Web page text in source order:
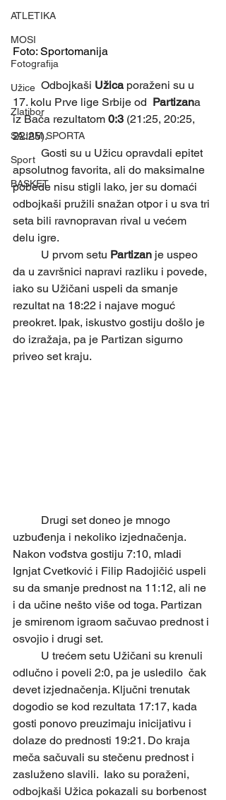
ATLETIKA
MOSI
Fotografija
Užice
Zlatibor
SAJAM SPORTA
Sport
BASKET
Foto: Sportomanija
	Odbojkaši
Užica poraženi su u
17. kolu Prve lige Srbije od Partizana
iz Bača rezultatom 0:3 (21:25, 20:25,
22:25).
	Gosti su u Užicu opravdali epitet
apsolutnog favorita, ali do maksimalne
pobede nisu stigli lako, jer su domaći
odbojkaši pružili snažan otpor i u sva tri
seta bili ravnopravan rival u većem
delu igre.
	U prvom setu
Partizan je uspeo
da u završnici napravi razliku i povede,
iako su Užičani uspeli da smanje
rezultat na 18:22 i najave moguć
preokret. Ipak, iskustvo gostiju došlo je
do izražaja, pa je Partizan sigurno
priveo set kraju.
uzbuđenja i nekoliko izjednačenja.
Nakon vođstva gostiju 7:10, mladi
Ignjat Cvetković i Filip Radojičić uspeli
su da smanje prednost na 11:12, ali ne
i da učine nešto više od toga. Partizan
je smirenom igraom sačuvao prednost i
osvojio i drugi set.
odlučno i poveli 2:0, pa je usledilo  čak
devet izjednačenja. Ključni trenutak
dogodio se kod rezultata 17:17, kada
gosti ponovo preuzimaju inicijativu i
dolaze do prednosti 19:21. Do kraja
meča sačuvali su stečenu prednost i
zasluženo slavili.  Iako su poraženi,
odbojkaši Užica pokazali su borbenost